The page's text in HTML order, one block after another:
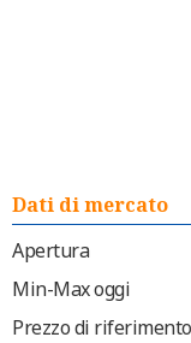
Dati di mercato
Apertura
Min-Max oggi
Prezzo di riferimento